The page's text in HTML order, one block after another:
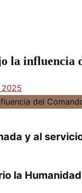
la influencia
2025
y al
la Humanidad